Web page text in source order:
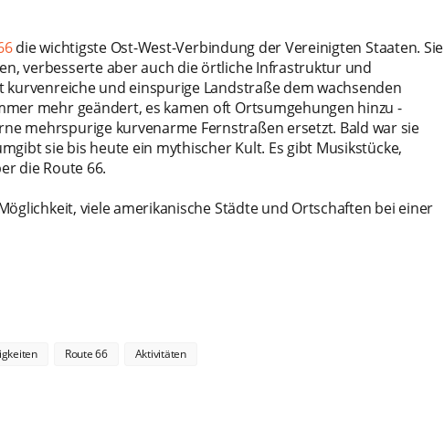
die wichtigste Ost-West-Verbindung der Vereinigten Staaten. Sie
verbesserte aber auch die örtliche Infrastruktur und
und einspurige Landstraße dem wachsenden
mehr geändert, es kamen oft Ortsumgehungen hinzu -
mehrspurige kurvenarme Fernstraßen ersetzt. Bald war sie
sie bis heute ein mythischer Kult. Es gibt Musikstücke,
die Route 66.
viele amerikanische Städte und Ortschaften bei einer
Route 66 Aktivitäten